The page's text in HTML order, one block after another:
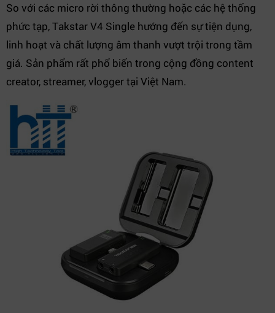
So với các micro rời thông thường hoặc các hệ thống
phức tạp, Takstar V4 Single hướng đến sự tiện dụng,
linh hoạt và chất lượng âm thanh vượt trội trong tầm
giá. Sản phẩm rất phổ biến trong cộng đồng content
creator, streamer, vlogger tại Việt Nam.